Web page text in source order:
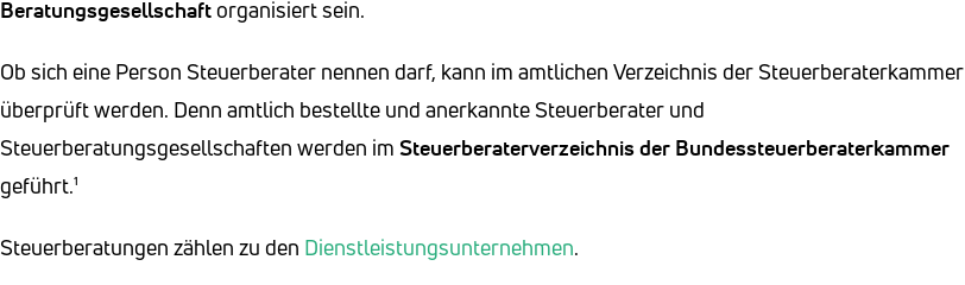
Beratungsgesellschaftorganisiert sein.
Ob sich eine Person Steuerberater nennen darf, kann im amtlichen Verzeichnis der Steuerberaterkammer
überprüft werden. Denn amtlich bestellte und anerkannte Steuerberater und
Steuerberatungsgesellschaften werden im Steuerberaterverzeichnis der Bundessteuerberaterkammer
geführt.¹
Steuerberatungen zählen zu den Dienstleistungsunternehmen.